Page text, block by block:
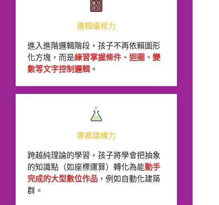
邏輯編程力
進入進階邏輯階段，孩子不再依賴圖形
化方塊，而是練習掌握條件、迴圈、變
數等文字控制邏輯 。
專案建構力
跨越純理論的學習，孩子將學會把抽象
的知識點（如座標運算）轉化為能動手
完成的大型數位作品 ，例如自動化建築
群。